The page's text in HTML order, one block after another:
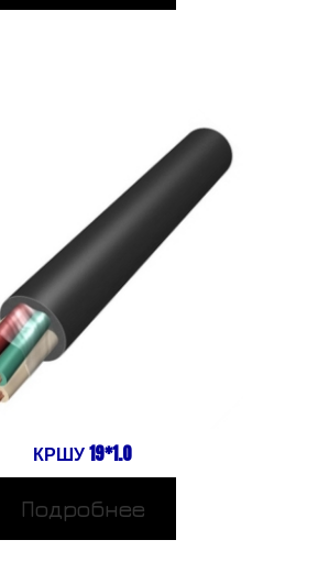
КРШУ 19*1.0
Подробнее